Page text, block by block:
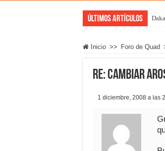
Últimos artículos
Inicio >> Foro de Quad
Re: cambiar
1 diciembre, 2008 a las